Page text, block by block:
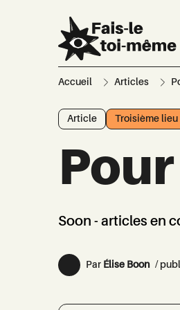
Accueil Articles
Article Troisième lieu
Soon - articles en
Par Élise Boon /